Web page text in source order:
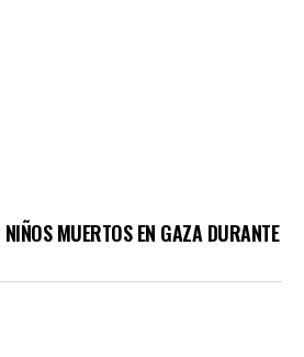
MUERTOS EN GAZA DURANTE